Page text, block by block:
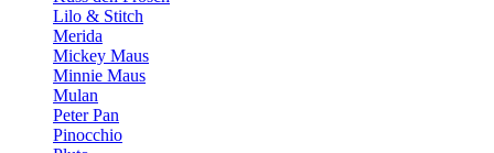
Lilo & Stitch
Merida
Mickey Maus
Minnie Maus
Mulan
Peter Pan
Pinocchio